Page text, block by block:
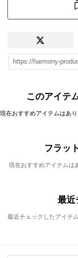
このアイテ
現在おすすめアイテムはあり
フラッ
現在おすすめアイテムは
最近
最近チェックしたアイテ